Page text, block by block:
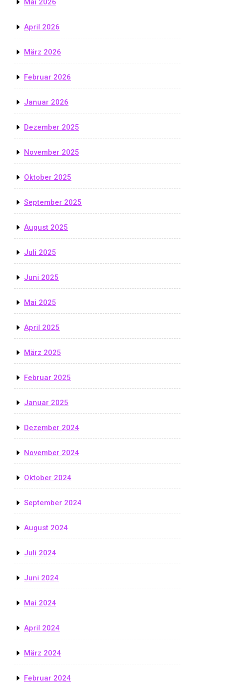
Mai 2026
April 2026
März 2026
Februar 2026
Januar 2026
Dezember 2025
November 2025
Oktober 2025
September 2025
August 2025
Juli 2025
Juni 2025
Mai 2025
April 2025
März 2025
Februar 2025
Januar 2025
Dezember 2024
November 2024
Oktober 2024
September 2024
August 2024
Juli 2024
Juni 2024
Mai 2024
April 2024
März 2024
Februar 2024